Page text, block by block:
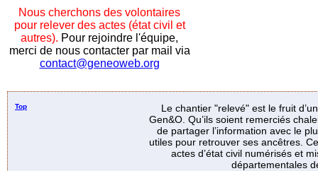
Nous cherchons des volontaires
pour relever des actes (état civil et
autres). Pour rejoindre l'équipe,
merci de nous contacter par mail via
contact@geneoweb.org
Top
Le chantier "relevé" est le fruit
Gen&O. Qu’ils soient remerciés
de partager l’information avec le
utiles pour retrouver ses ancêtres.
actes d’état civil numérisés et
départementales